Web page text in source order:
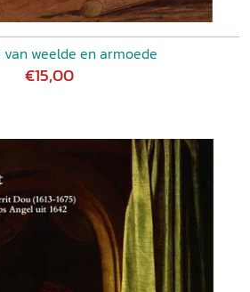
van weelde en armoede
€15,00